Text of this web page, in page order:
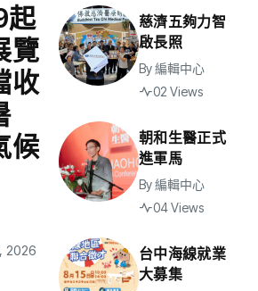
起
覽
收
候
2026
慈濟五夠力智
啟長照
By編輯中心
02 Views
朝和生醫正式
進軍馬
By編輯中心
04 Views
台中海線就業
大募集